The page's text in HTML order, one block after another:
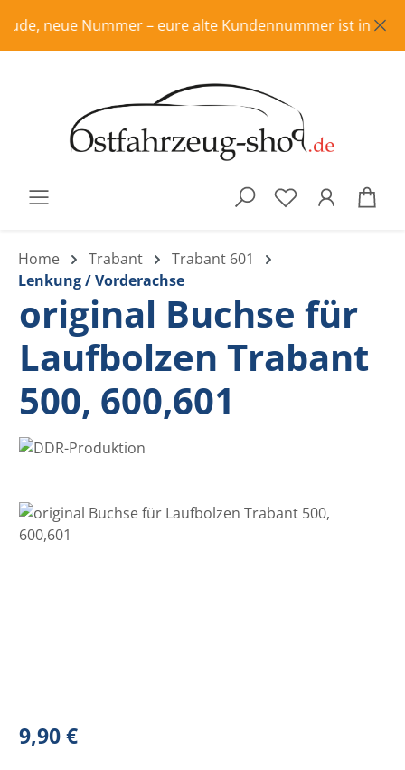
Zum Hauptinhalt springen
neue Nummer – eure alte Kundennummer ist in
Home Trabant
Trabant 601
Lenkung / Vorderachse
original Buchse für
Laufbolzen Trabant
500, 600,601
Bildergalerie überspringen
Regulärer Preis:
9,90 €